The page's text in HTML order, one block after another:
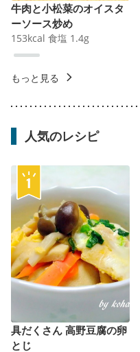
牛肉と小松菜のオイスタ
ーソース炒め
153kcal 食塩 1.4g
もっと見る
人気のレシピ
具だくさん 高野豆腐の卵
とじ